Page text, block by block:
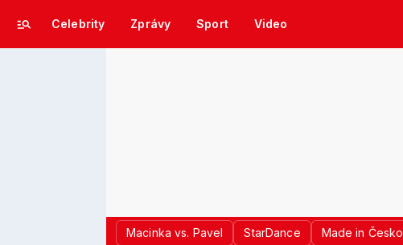
Celebrity Zprávy Sport Video
Macinka vs. Pavel StarDance Made in Česko